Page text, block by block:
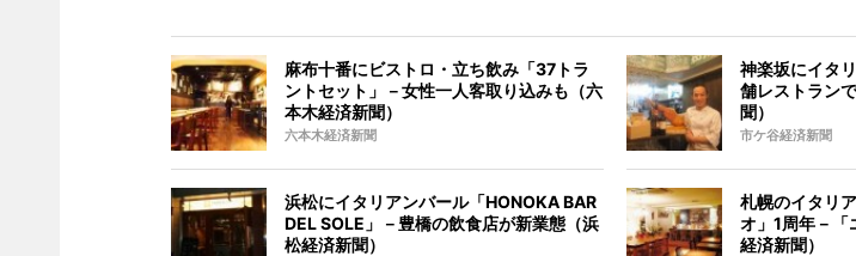
麻布十番にビストロ・立ち飲み「37トラ
ントセット」－女性一人客取り込みも（六
本木経済新聞）
六本木経済新聞
神楽坂にイタ
舗レストラン
聞）
市ケ谷経済新聞
浜松にイタリアンバール「HONOKA BAR
DEL SOLE」－豊橋の飲食店が新業態（浜
松経済新聞）
札幌のイタリ
オ」1周年－「
経済新聞）